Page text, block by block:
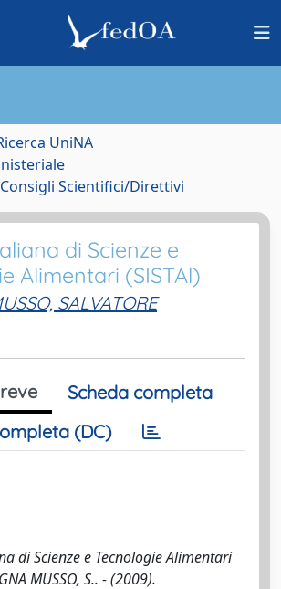
UniNA
Scientifici/Direttivi
di Scienze e
Alimentari (SISTAl)
SALVATORE
Scheda completa
(DC)
di Scienze e Tecnologie Alimentari
MUSSO, S.. - (2009).